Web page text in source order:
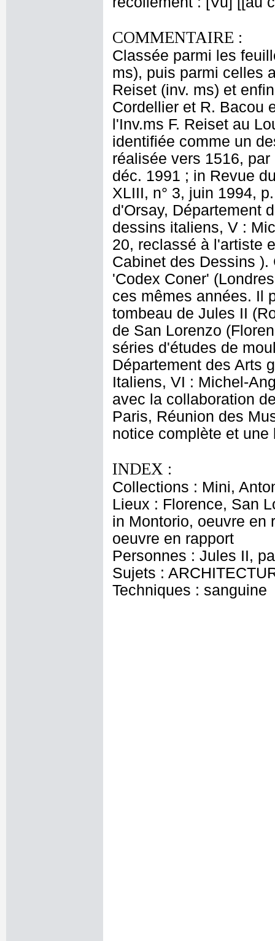
COMMENTAIRE :
Classée parmi les
ms), puis parmi celles
Reiset (inv. ms) et
Cordellier et R. Bacou
l'Inv.ms F. Reiset au
identifiée comme un
réalisée vers 1516,
déc. 1991 ; in Revue
XLIII, n° 3, juin 1994,
d'Orsay, Département
dessins italiens, V :
20, reclassé à l'artiste
Cabinet des Dessins
'Codex Coner'
ces mêmes années. Il
tombeau de Jules II
de San Lorenzo
séries d'études de
Département des Arts
Italiens, VI : Michel-
avec la collaboration
Paris, Réunion des
notice complète et
INDEX :
Collections : Mini,
Lieux : Florence, San
in Montorio, oeuvre en
oeuvre en rapport
Personnes : Jules II,
Sujets :
Techniques : sanguine